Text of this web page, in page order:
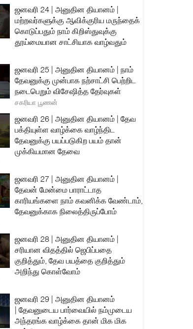
ஜனவரி 24 | அனுதின தியானம் |
மற்றவர்களுக்கு ஆவிக்குரிய மருந்தைக்
கொடுப்பதும் நாம் கிறிஸ்துவுக்கு
தூய்மையான சாட்சியாக வாழ்வதும்
ஜனவரி 25 | அனுதின தியானம் | நாம்
தேவனுக்கு முன்பாக நற்சாட்சி பெற்றிட
நடைபெறும் விசேஷித்த தேர்வுகள்
சகரியா பூணன்
ஜனவரி 26 | அனுதின தியானம் | தேவ
பக்தியுள்ள வாழ்க்கை வாழ்ந்திட
தேவனுக்கு பயப்படுகிற பயம் தான்
முக்கியமான தேவை
ஜனவரி 27 | அனுதின தியானம் |
தேவன் மேன்மை பாராட்டாத
காரியங்களை நாம் கவனிக்க வேண்டாம்,
தேவனுக்காக நிலைத்திருப்போம்
ஜனவரி 28 | அனுதின தியானம் |
சரியான விதத்தில் ஜெபிப்பதை
குறித்தும், தேவ பயத்தை குறித்தும்
அறிந்து கொள்வோம்
ஜனவரி 29 | அனுதின தியானம்
| தேவனுடைய பார்வையில் நம்முடைய
அந்தரங்க வாழ்க்கை தான் மிக மிக